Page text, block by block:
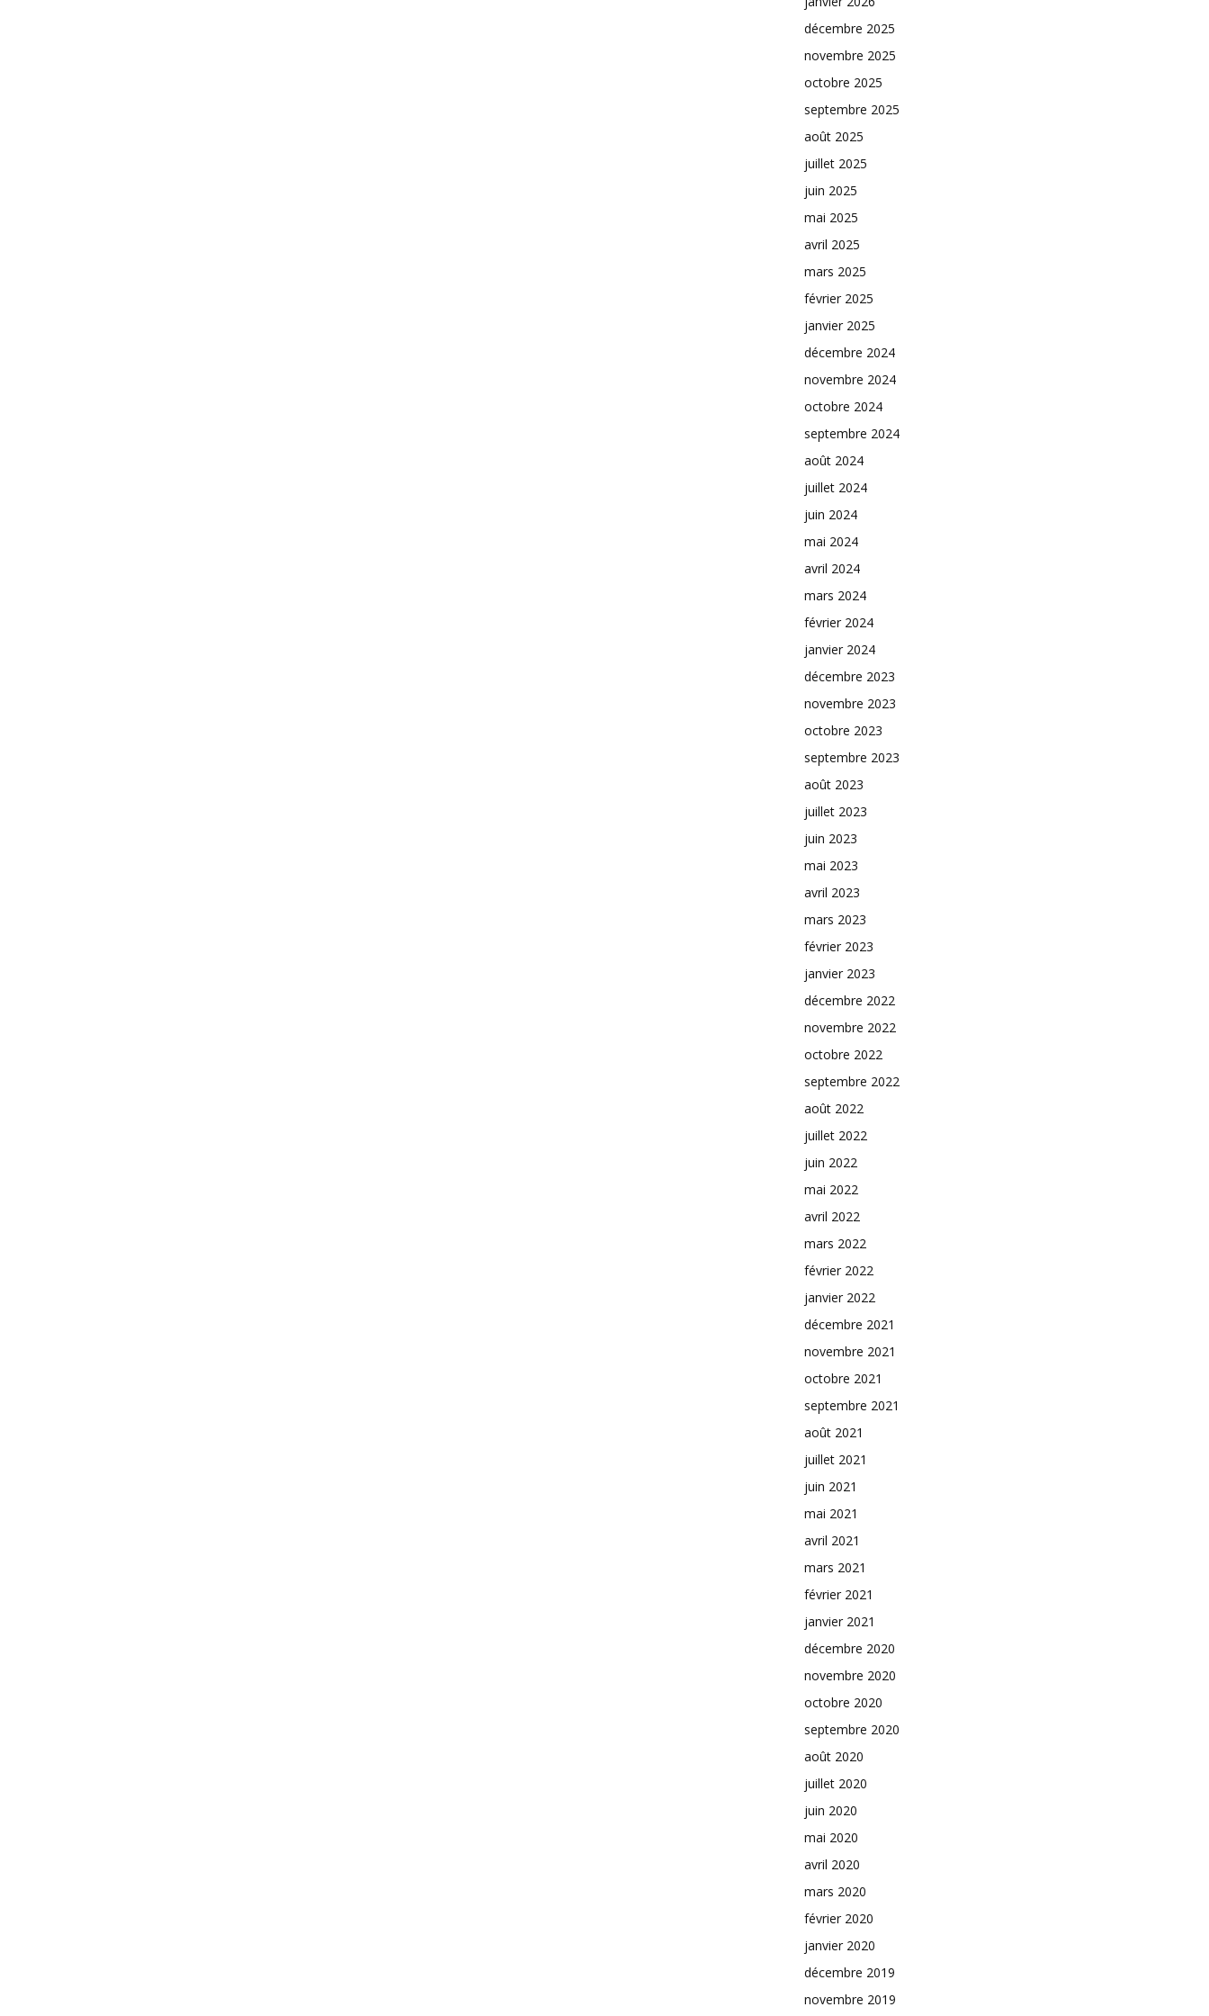
décembre 2025
novembre 2025
octobre 2025
septembre 2025
août 2025
juillet 2025
juin 2025
mai 2025
avril 2025
mars 2025
février 2025
janvier 2025
décembre 2024
novembre 2024
octobre 2024
septembre 2024
août 2024
juillet 2024
juin 2024
mai 2024
avril 2024
mars 2024
février 2024
janvier 2024
décembre 2023
novembre 2023
octobre 2023
septembre 2023
août 2023
juillet 2023
juin 2023
mai 2023
avril 2023
mars 2023
février 2023
janvier 2023
décembre 2022
novembre 2022
octobre 2022
septembre 2022
août 2022
juillet 2022
juin 2022
mai 2022
avril 2022
mars 2022
février 2022
janvier 2022
décembre 2021
novembre 2021
octobre 2021
septembre 2021
août 2021
juillet 2021
juin 2021
mai 2021
avril 2021
mars 2021
février 2021
janvier 2021
décembre 2020
novembre 2020
octobre 2020
septembre 2020
août 2020
juillet 2020
juin 2020
mai 2020
avril 2020
mars 2020
février 2020
janvier 2020
décembre 2019
novembre 2019